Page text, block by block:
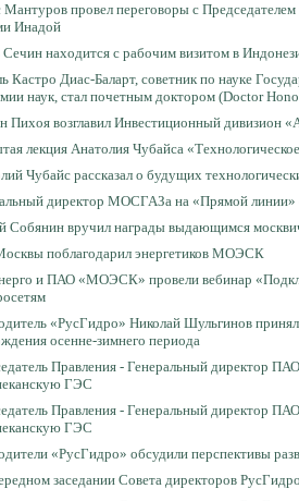
провел переговоры с
Инадой
Сечин находится с рабочим визитом в
Кастро Диас-Баларт, советник по науке
наук, стал почетным доктором (Doctor
Пихоя возглавил Инвестиционный дивизион
лекция Анатолия Чубайса
Чубайс рассказал о будущих
директор МОСГАЗа на «Прямой линии»
Собянин вручил награды выдающимся
поблагодарил энергетиков МОЭСК
и ПАО «МОЭСК» провели вебинар
«РусГидро» Николай Шульгинов
осенне-зимнего периода
Правления - Генеральный директор
ГЭС
Правления - Генеральный директор
ГЭС
«РусГидро» обсудили перспективы
заседании Совета директоров РусГидро